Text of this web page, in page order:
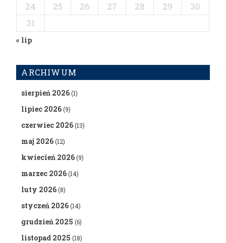
24
25 26 27 28 29
30
31
« lip
ARCHIWUM
sierpień 2026(1)
lipiec 2026(9)
czerwiec 2026(13)
maj 2026(12)
kwiecień 2026(9)
marzec 2026(14)
luty 2026(8)
styczeń 2026(14)
grudzień 2025 (6)
listopad 2025 (18)